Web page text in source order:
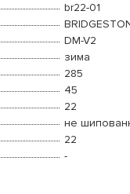
br22-01
DM-V2
зима
285
45
22
не
22
-